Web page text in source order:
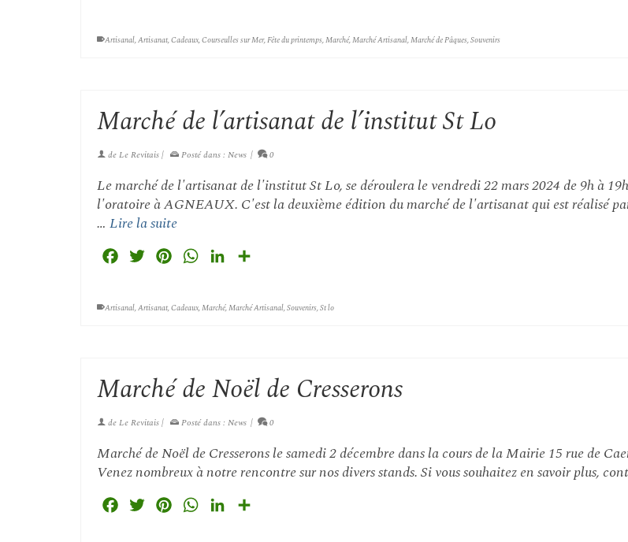
Artisanal,Artisanat,Cadeaux,Courseulles sur Mer,Fête du printemps,Marché,Marché Artisanal,Marché de Pâques,Souvenirs
Marché de l’artisanat de l’institut St Lo
deLe Revitais| Posté dans : News | 0
Le marché de l'artisanat de l'institut St Lo, se déroulera le vendredi 22 mars 2024 de 9h à
l'oratoire à AGNEAUX. C'est la deuxième édition du marché de l'artisanat qui est réalisé
… Lire la suite
FacebookTwitterPinterestWhatsAppLinkedIn
Artisanal,Artisanat,Cadeaux,Marché,Marché Artisanal,Souvenirs,St lo
Marché de Noël de Cresserons
deLe Revitais| Posté dans : News | 0
Marché de Noël de Cresserons le samedi 2 décembre dans la cours de la Mairie 15 rue de
Venez nombreux à notre rencontre sur nos divers stands. Si vous souhaitez en savoir plus,
FacebookTwitterPinterestWhatsAppLinkedIn